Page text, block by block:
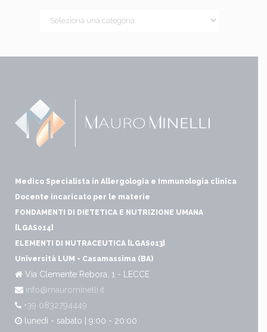
Medico Specialista in Allergologia e Immunologia clinica
Docente incaricato per le materie
FONDAMENTI DI DIETETICA E NUTRIZIONE UMANA
[LGAS014]
ELEMENTI DI NUTRACEUTICA [LGAS013]
Università LUM - Casamassima (BA)
Via Clemente Rebora, 1 - LECCE
info@maurominelli.it
+39 0832794449
lunedì - sabato | 9:00 - 20:00